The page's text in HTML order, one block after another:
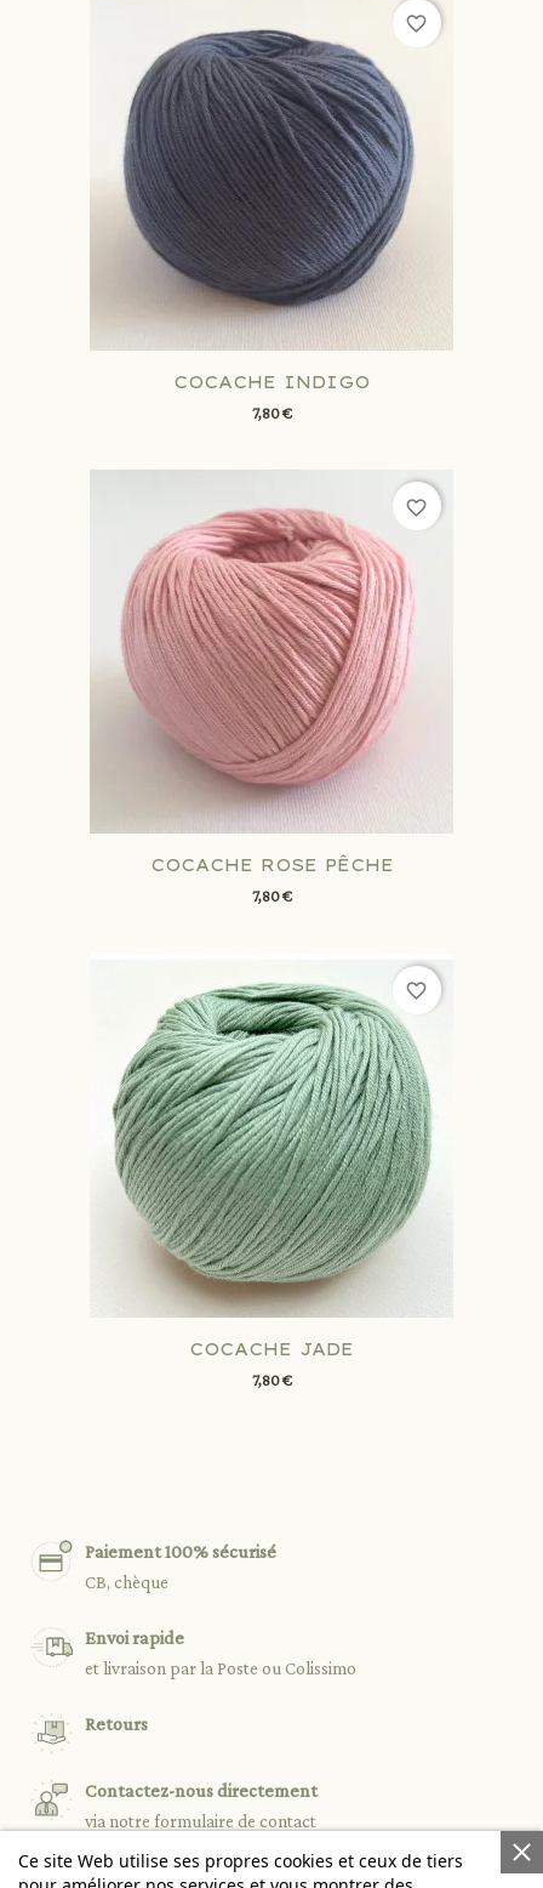
COCACHE INDIGO
7,80 €
favorite_border
COCACHE ROSE PÊCHE
7,80 €
favorite_border
COCACHE JADE
7,80 €
favorite_border
Paiement 100% sécurisé
CB, chèque
Envoi rapide
et livraison par la Poste ou Colissimo
Retours
Contactez-nous directement
via notre formulaire de contact
Ce site Web utilise ses propres cookies et ceux de tiers